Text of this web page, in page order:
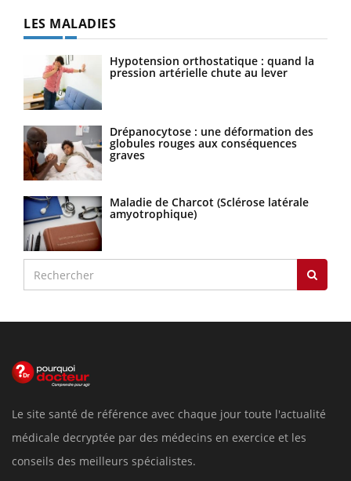
LES MALADIES
Hypotension orthostatique : quand la
pression artérielle chute au lever
Drépanocytose : une déformation des
globules rouges aux conséquences
graves
Maladie de Charcot (Sclérose latérale
amyotrophique)
Le site santé de référence avec chaque jour toute l'actualité
médicale decryptée par des médecins en exercice et les
conseils des meilleurs spécialistes.